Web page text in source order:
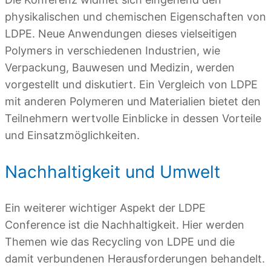
physikalischen und chemischen Eigenschaften von
LDPE. Neue Anwendungen dieses vielseitigen
Polymers in verschiedenen Industrien, wie
Verpackung, Bauwesen und Medizin, werden
vorgestellt und diskutiert. Ein Vergleich von LDPE
mit anderen Polymeren und Materialien bietet den
Teilnehmern wertvolle Einblicke in dessen Vorteile
und Einsatzmöglichkeiten.
Nachhaltigkeit und Umwelt
Ein weiterer wichtiger Aspekt der LDPE
Conference ist die Nachhaltigkeit. Hier werden
Themen wie das Recycling von LDPE und die
damit verbundenen Herausforderungen behandelt.